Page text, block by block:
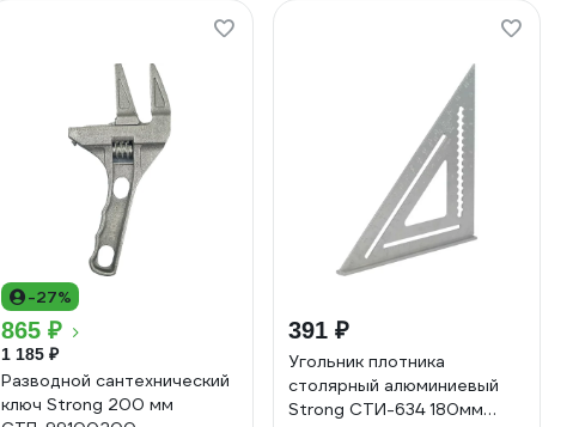
-27%
865 ₽
1 185 ₽
Разводной сантехнический
ключ Strong 200 мм
391 ₽
Угольник плотника
столярный алюминиевый
Strong СТИ-634 180мм